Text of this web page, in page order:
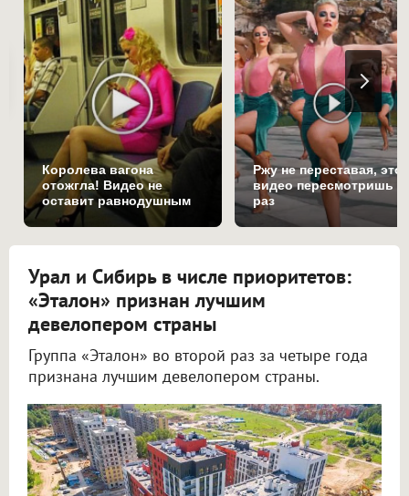
Королева вагона
отожгла! Видео не
оставит равнодушным
Ржу не переставая, это
видео пересмотришь
раз
Урал и Сибирь в числе приоритетов:
«Эталон» признан лучшим
девелопером страны
Группа «Эталон» во второй раз за четыре года
признана лучшим девелопером страны.